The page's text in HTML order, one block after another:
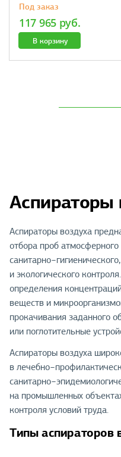
Под заказ
117 965 руб.
В корзину
Аспираторы
Аспираторы воздуха
отбора проб
и экологического
определения
веществ и
прокачивания заданного
или поглотительные
Аспираторы воздуха
в
на промышленных
контроля условий труда.
Типы аспираторов